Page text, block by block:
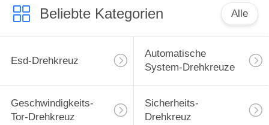
Beliebte Kategorien Alle
Esd-Drehkreuz
Automatische
System-Drehkreuze
Geschwindigkeits-
Tor-Drehkreuz
Sicherheits-
Drehkreuz